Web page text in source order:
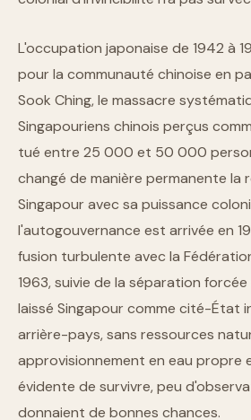
L'occupation japonaise de 1942 à
pour la communauté chinoise en
Sook Ching, le massacre
Singapouriens chinois perçus
tué entre 25 000 et 50 000
changé de manière permanente la
Singapour avec sa puissance
l'autogouvernance est arrivée en
fusion turbulente avec la Fédération
1963, suivie de la séparation forcée
laissé Singapour comme cité-État
arrière-pays, sans ressources
approvisionnement en eau propre
évidente de survivre, peu
donnaient de bonnes chances.